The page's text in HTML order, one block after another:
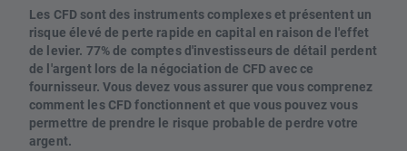
Les CFD sont des instruments complexes et présentent un
risque élevé de perte rapide en capital en raison de l'effet
de levier. 77% de comptes d'investisseurs de détail perdent
de l'argent lors de la négociation de CFD avec ce
fournisseur. Vous devez vous assurer que vous comprenez
comment les CFD fonctionnent et que vous pouvez vous
permettre de prendre le risque probable de perdre votre
argent.